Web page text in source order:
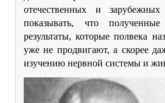
отечественных и
показывать, что
результаты, которые полвека
уже не продвигают, а скорее
изучению нервной системы и